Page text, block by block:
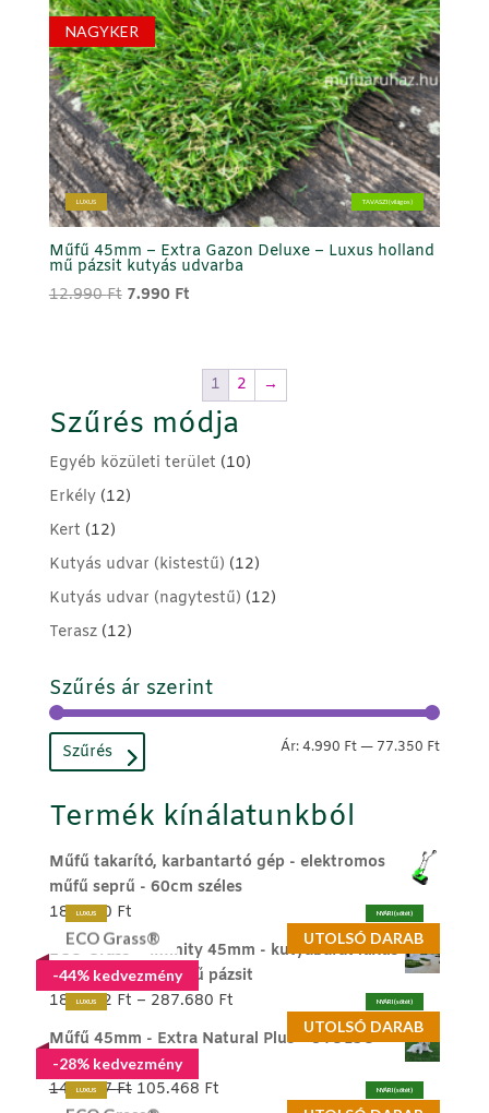
NAGYKER
LUXUS TAVASZI (világos)
Műfű 45mm – Extra Gazon Deluxe – Luxus holland
mű pázsit kutyás udvarba
12.990Ft Original
12.990 Ft.
7.990 FtCurrent
7.990 Ft.
1 2 →
Szűrés módja
Egyéb közületi terület (10)
Erkély (12)
Kert (12)
Kutyás udvar (kistestű) (12)
Kutyás udvar (nagytestű) (12)
Terasz (12)
Szűrés ár szerint
Min
Max
Szűrés Ár:4.990 Ft— 77.350 Ft
Termék kínálatunkból
Műfű takarító, karbantartó gép - elektromos
műfű seprű - 60cm széles
189.990 Ft
ECO Grass®
LUXUS
UTOLSÓ DARAB
NYÁRI (sötét)
-44% kedvezmény
ECO Grass ® Infinity 45mm - kutyabarát luxus
memóriaszálas műfű pázsit
186.272 Ft – 287.680 FtÁrtartomány:
186.272 Ft
-
LUXUS
UTOLSÓ DARAB
NYÁRI (sötét)
-28% kedvezmény
Műfű 45mm - Extra Natural Plus - UTOLSÓ
DARAB
146.387Ft Original
105.468 FtCurrent
LUXUS NYÁRI (sötét)